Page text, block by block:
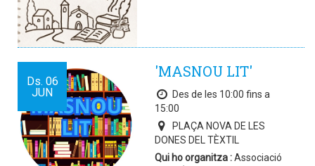
Ds. 06
JUN
'MASNOU LIT'
Des de les 10:00 fins a
15:00
PLAÇA NOVA DE LES
DONES DEL TÈXTIL
Qui ho organitza :Associació